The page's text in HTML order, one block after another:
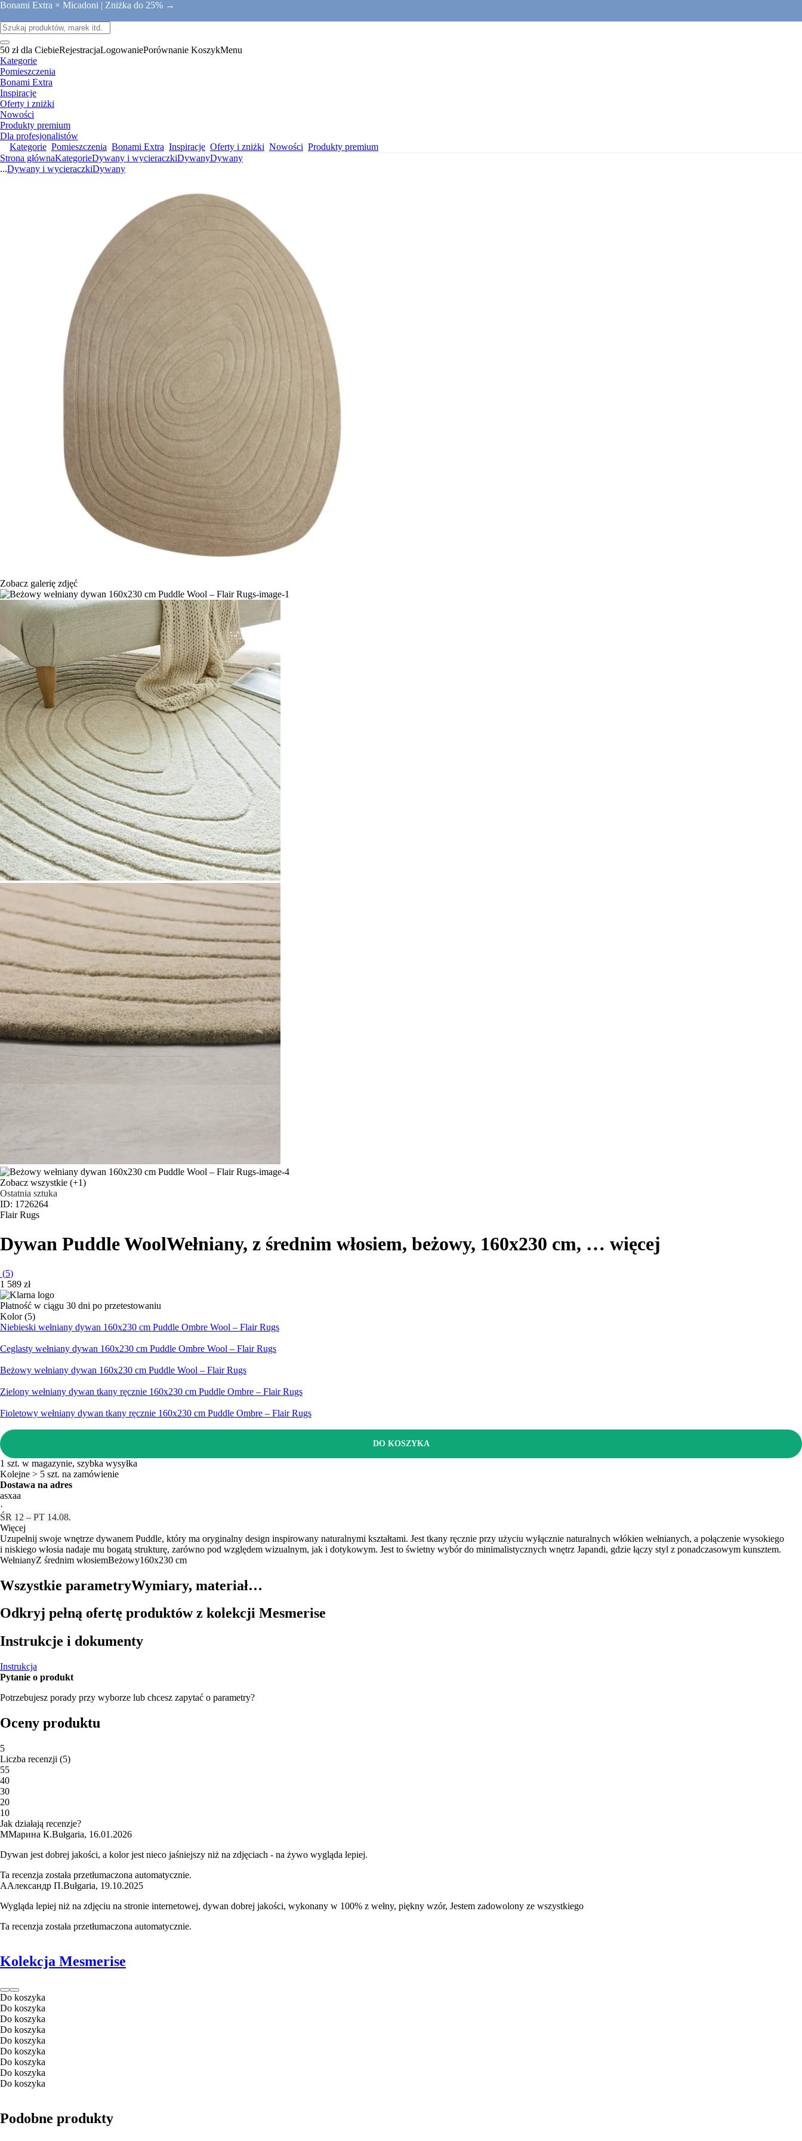
Bonami Extra × Micadoni | Zniżka do 25% →
50 zł dla CiebieRejestracjaLogowaniePorównanie KoszykMenu
Kategorie
Pomieszczenia
Bonami Extra
Inspiracje
Oferty i zniżki
Nowości
Produkty premium
Dla profesjonalistów
Kategorie Pomieszczenia Bonami Extra Inspiracje Oferty i zniżki Nowości Produkty premium
Strona głównaKategorieDywany i wycieraczkiDywanyDywany
...Dywany i wycieraczkiDywany
Zobacz galerię zdjęć
Zobacz wszystkie (+1)
Ostatnia sztuka
ID: 1726264
Flair Rugs
Dywan Puddle WoolWełniany, z średnim włosiem, beżowy, 160x230 cm, … więcej
(5)
1 589 zł
Płatność w ciągu 30 dni po przetestowaniu
Kolor (5)
Niebieski wełniany dywan 160x230 cm Puddle Ombre Wool – Flair Rugs
Ceglasty wełniany dywan 160x230 cm Puddle Ombre Wool – Flair Rugs
Beżowy wełniany dywan 160x230 cm Puddle Wool – Flair Rugs
Zielony wełniany dywan tkany ręcznie 160x230 cm Puddle Ombre – Flair Rugs
Fioletowy wełniany dywan tkany ręcznie 160x230 cm Puddle Ombre – Flair Rugs
DO KOSZYKA
1 szt. w magazynie, szybka wysyłka
Kolejne > 5 szt. na zamówienie
Dostawa na adres
asxaa
·
ŚR 12 – PT 14.08.
Więcej
Uzupełnij swoje wnętrze dywanem Puddle, który ma oryginalny design inspirowany naturalnymi kształtami. Jest tkany ręcznie przy użyciu wyłącznie naturalnych włókien wełnianych, a połączenie wysokiego
i niskiego włosia nadaje mu bogatą strukturę, zarówno pod względem wizualnym, jak i dotykowym. Jest to świetny wybór do minimalistycznych wnętrz Japandi, gdzie łączy styl z ponadczasowym kunsztem.
WełnianyZ średnim włosiemBeżowy160x230 cm
Wszystkie parametryWymiary, materiał…
Odkryj pełną ofertę produktów z kolekcji Mesmerise
Instrukcje i dokumenty
Instrukcja
Pytanie o produkt
Potrzebujesz porady przy wyborze lub chcesz zapytać o parametry?
Oceny produktu
5
Liczba recenzji (5)
55
40
30
20
10
Jak działają recenzje?
ММарина К.Bułgaria, 16.01.2026
Dywan jest dobrej jakości, a kolor jest nieco jaśniejszy niż na zdjęciach - na żywo wygląda lepiej.
Ta recenzja została przetłumaczona automatycznie.
ААлександр П.Bułgaria, 19.10.2025
Wygląda lepiej niż na zdjęciu na stronie internetowej, dywan dobrej jakości, wykonany w 100% z wełny, piękny wzór, Jestem zadowolony ze wszystkiego
Ta recenzja została przetłumaczona automatycznie.
Kolekcja Mesmerise
Do koszyka
Do koszyka
Do koszyka
Do koszyka
Do koszyka
Do koszyka
Do koszyka
Do koszyka
Do koszyka
Podobne produkty